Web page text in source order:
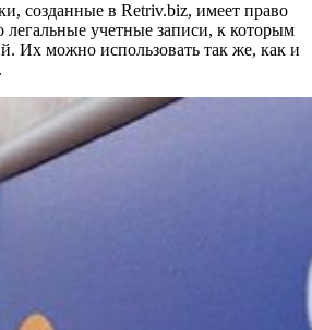
созданные в Retriv.biz, имеет право
легальные учетные записи, к которым
Их можно использовать так же, как и